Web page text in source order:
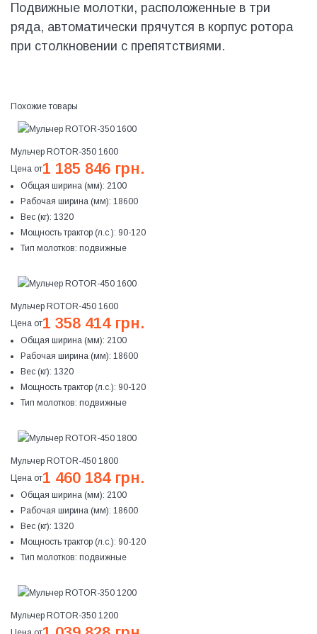
Подвижные молотки, расположенные в три
ряда, автоматически прячутся в корпус ротора
при столкновении с препятствиями.
Похожие товары
Мульчер ROTOR-350 1600
Цена от1 185 846 грн.
Общая ширина (мм): 2100
Рабочая ширина (мм): 18600
Вес (кг): 1320
Мощность трактор (л.с.): 90-120
Тип молотков: подвижные
Мульчер ROTOR-450 1600
Цена от1 358 414 грн.
Общая ширина (мм): 2100
Рабочая ширина (мм): 18600
Вес (кг): 1320
Мощность трактор (л.с.): 90-120
Тип молотков: подвижные
Мульчер ROTOR-450 1800
Цена от1 460 184 грн.
Общая ширина (мм): 2100
Рабочая ширина (мм): 18600
Вес (кг): 1320
Мощность трактор (л.с.): 90-120
Тип молотков: подвижные
Мульчер ROTOR-350 1200